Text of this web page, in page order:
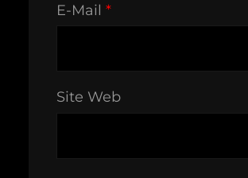
E-Mail *
Site Web